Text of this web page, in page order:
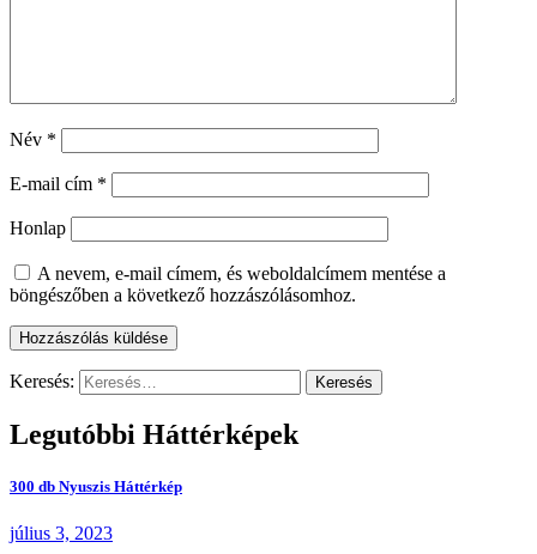
Név *
E-mail cím *
Honlap
A nevem, e-mail címem, és weboldalcímem mentése a
böngészőben a következő hozzászólásomhoz.
Keresés:
Legutóbbi Háttérképek
300 db Nyuszis Háttérkép
július 3, 2023